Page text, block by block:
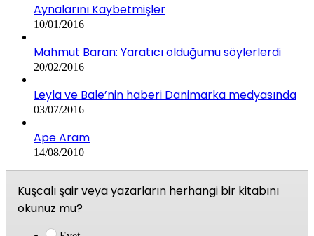
Aynalarını Kaybetmişler
10/01/2016
Mahmut Baran: Yaratıcı olduğumu söylerlerdi
20/02/2016
Leyla ve Bale’nin haberi Danimarka medyasında
03/07/2016
Ape Aram
14/08/2010
Kuşcalı şair veya yazarların herhangi bir kitabını
okunuz mu?